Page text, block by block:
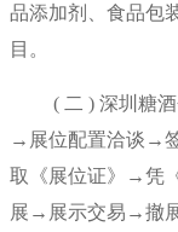
品添加剂、食品包
目。
( 二 ) 深圳 糖
→展位配置洽谈→
取《展位证》→凭
展→展示交易→撤